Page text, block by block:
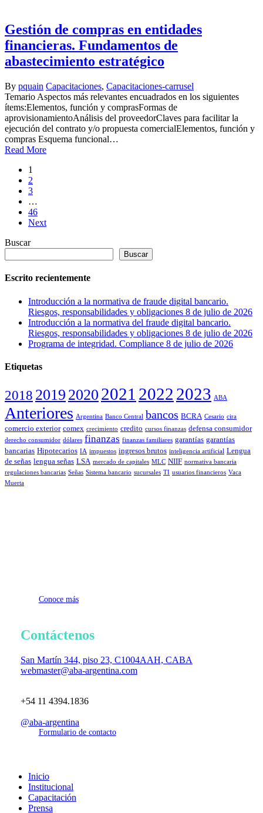
Gestión de compras en entidades
financieras. Fundamentos de
abastecimiento estratégico
By pquain Capacitaciones, Capacitaciones-carrusel
Temario Aspectos más relevantes encuadrados en los siguientes
ítems:Elementos, función y comprasFormas de
aprovisionamientoAnálisis del proveedorClaves para facilitar la
ejecución del contrato y/o propuesta comercialElementos, función y
compras Esquema funcional…
Read More
1
2
3
…
46
Next
Buscar
Buscar
Escrito recientemente
Introducción a la normativa de fraude digital bancario.
Riesgos, responsabilidades y obligaciones 8 de julio de 2026
Introducción a la normativa del fraude digital bancario.
Riesgos, responsabilidades y obligaciones 8 de julio de 2026
Programa de integridad. Compliance 8 de julio de 2026
Etiquetas
2018 2019 2020 2021 2022 2023 ABA
Anteriores Argentina Banco Central bancos BCRA Cesario cira
comercio exterior comex crecimiento credito cursos finanzas defensa consumidor
derecho consumidor dólares finanzas finanzas familiares garantías garantías
bancarias Hipotecarios IA impuestos ingresos brutos inteligencia artificial Lengua
de señas lengua señas LSA mercado de capitales MLC NIIF normativa bancaria
regulaciones bancarias Señas Sistema bancario sucursales TI usuarios financieros Vaca
Muerta
Conoce más
Contáctenos
San Martín 344, piso 23, C1004AAH, CABA
webmaster@aba-argentina.com
+54 11 4394.1836
@aba-argentina
Formulario de contacto
Close
Menu
Inicio
Institucional
Capacitación
Prensa